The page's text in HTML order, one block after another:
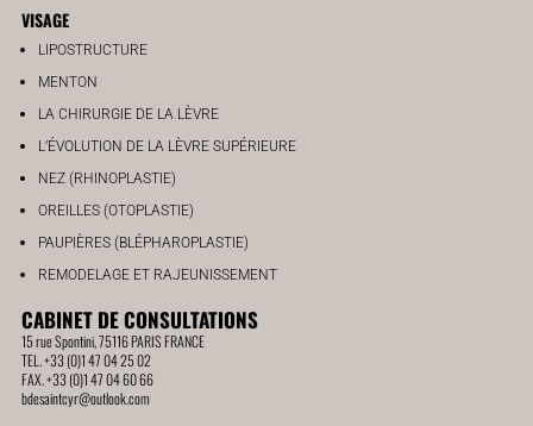
VISAGE
LIPOSTRUCTURE
MENTON
LA CHIRURGIE DE LA LÈVRE
L’ÉVOLUTION DE LA LÈVRE SUPÉRIEURE
NEZ (RHINOPLASTIE)
OREILLES (OTOPLASTIE)
PAUPIÈRES (BLÉPHAROPLASTIE)
REMODELAGE ET RAJEUNISSEMENT
CABINET DE CONSULTATIONS
15 rue Spontini, 75116 PARIS FRANCE
TEL. +33 (0)1 47 04 25 02
FAX. +33 (0)1 47 04 60 66
bdesaintcyr@outlook.com